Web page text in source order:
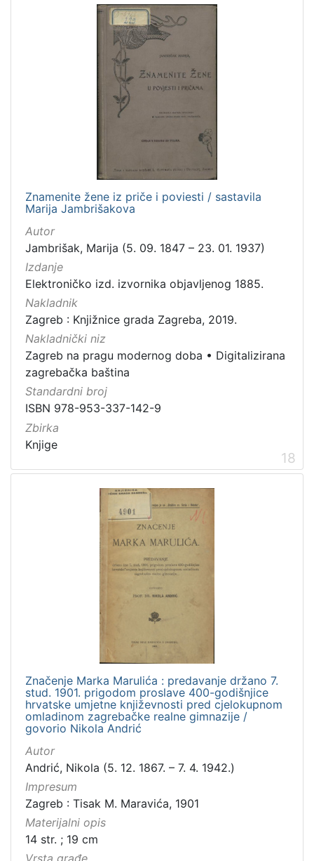
Znamenite žene iz priče i poviesti / sastavila
Marija Jambrišakova
Autor
Jambrišak, Marija (5. 09. 1847 – 23. 01. 1937)
Izdanje
Elektroničko izd. izvornika objavljenog 1885.
Nakladnik
Zagreb : Knjižnice grada Zagreba, 2019.
Nakladnički niz
Zagreb na pragu modernog doba • Digitalizirana
zagrebačka baština
Standardni broj
ISBN 978-953-337-142-9
Zbirka
Knjige
18
Značenje Marka Marulića : predavanje držano 7.
stud. 1901. prigodom proslave 400-godišnjice
hrvatske umjetne književnosti pred cjelokupnom
omladinom zagrebačke realne gimnazije /
govorio Nikola Andrić
Autor
Andrić, Nikola (5. 12. 1867. – 7. 4. 1942.)
Impresum
Zagreb : Tisak M. Maravića, 1901
Materijalni opis
14 str. ; 19 cm